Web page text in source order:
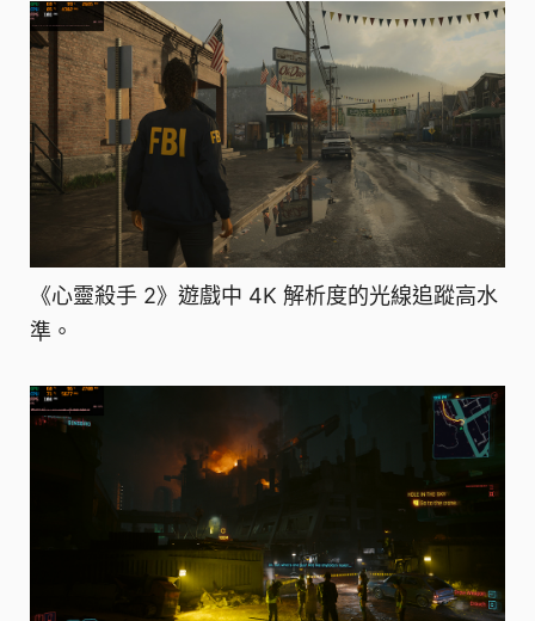
《心靈殺手 2》遊戲中 4K 解析度的光線追蹤高水
準。